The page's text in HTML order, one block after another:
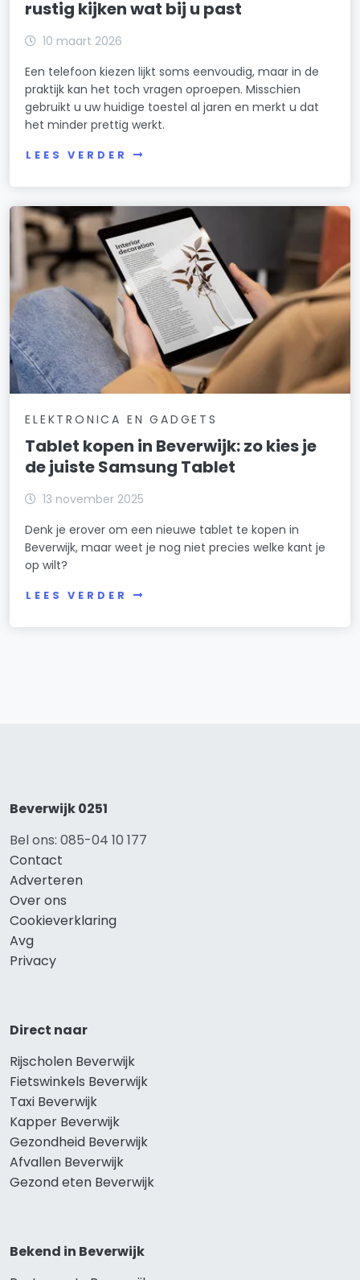
rustig kijken wat bij u past
10 maart 2026
Een telefoon kiezen lijkt soms eenvoudig, maar in de
praktijk kan het toch vragen oproepen. Misschien
gebruikt u uw huidige toestel al jaren en merkt u dat
het minder prettig werkt.
LEES VERDER
ELEKTRONICA EN GADGETS
Tablet kopen in Beverwijk: zo kies je
de juiste Samsung Tablet
13 november 2025
Denk je erover om een nieuwe tablet te kopen in
Beverwijk, maar weet je nog niet precies welke kant je
op wilt?
LEES VERDER
Beverwijk 0251
Bel ons: 085-04 10 177
Contact
Adverteren
Over ons
Cookieverklaring
Avg
Privacy
Direct naar
Rijscholen Beverwijk
Fietswinkels Beverwijk
Taxi Beverwijk
Kapper Beverwijk
Gezondheid Beverwijk
Afvallen Beverwijk
Gezond eten Beverwijk
Bekend in Beverwijk